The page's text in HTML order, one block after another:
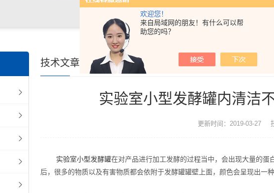
欢迎您！
来自局域网的朋友！有什么可以帮
助您的吗？
你的位置：
技术文章
实验室小型发酵罐内清洁
更新时间：2019-03-27
实验室小型发酵罐在对产品进行加工发酵的过程当中，会出现大量的
后，很多的物质以及有害物质都会依附于发酵罐罐壁上面，颜色会呈现出一种